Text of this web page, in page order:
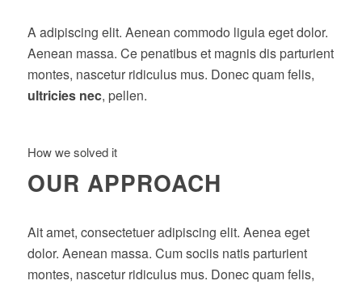
A adipiscing elit. Aenean commodo ligula eget dolor.
Aenean massa. Ce penatibus et magnis dis parturient
montes, nascetur ridiculus mus. Donec quam felis,
ultricies nec, pellen.
How we solved it
OUR APPROACH
Ait amet, consectetuer adipiscing elit. Aenea eget
dolor. Aenean massa. Cum sociis natis parturient
montes, nascetur ridiculus mus. Donec quam felis,